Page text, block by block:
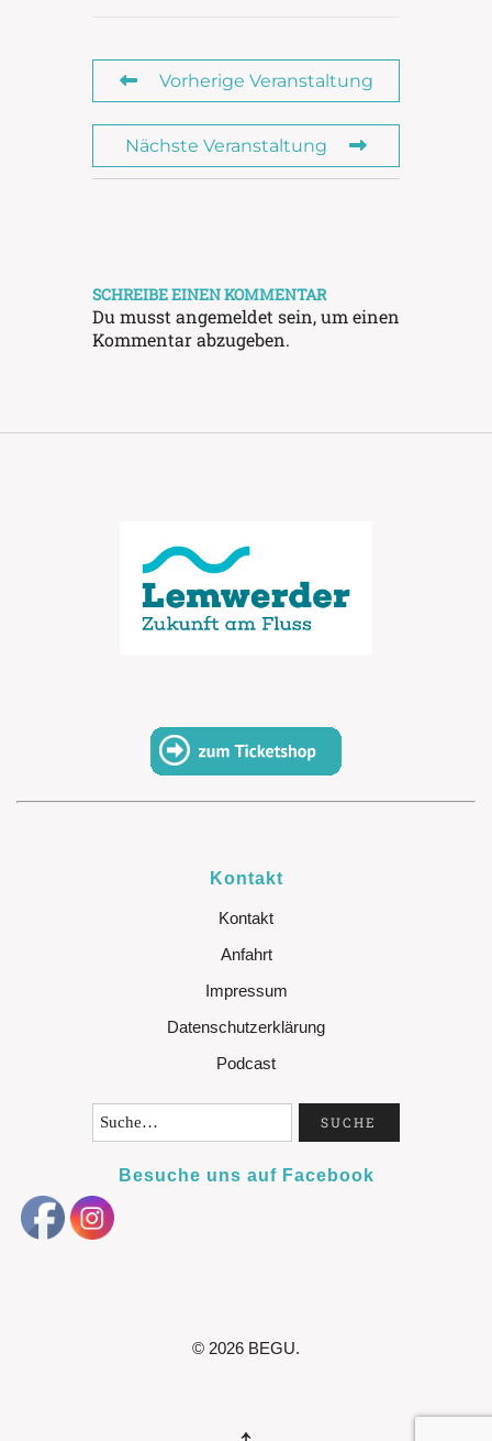
Vorherige Veranstaltung
Nächste Veranstaltung
SCHREIBE EINEN KOMMENTAR
Du musst angemeldet sein, um einen
Kommentar abzugeben.
Kontakt
Kontakt
Anfahrt
Impressum
Datenschutzerklärung
Podcast
Besuche uns auf Facebook
© 2026 BEGU.